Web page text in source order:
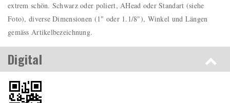
extrem schön. Schwarz oder poliert, AHead oder Standart (siehe
Foto), diverse Dimensionen (1" oder 1.1/8"), Winkel und Längen
gemäss Artikelbezeichnung.
Digital